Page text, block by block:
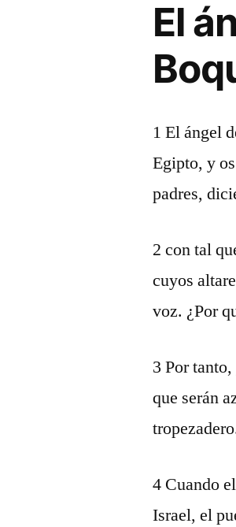
El
1 El ángel
Egipto, y
padres,
2 con tal
cuyos
voz. ¿Por
3 Por
que serán
4 Cuando
Israel, el